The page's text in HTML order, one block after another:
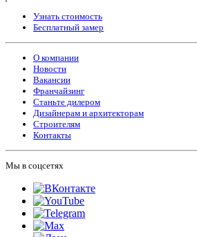
Узнать стоимость
Бесплатный замер
О компании
Новости
Вакансии
Франчайзинг
Станьте дилером
Дизайнерам и архитекторам
Строителям
Контакты
Мы в соцсетях